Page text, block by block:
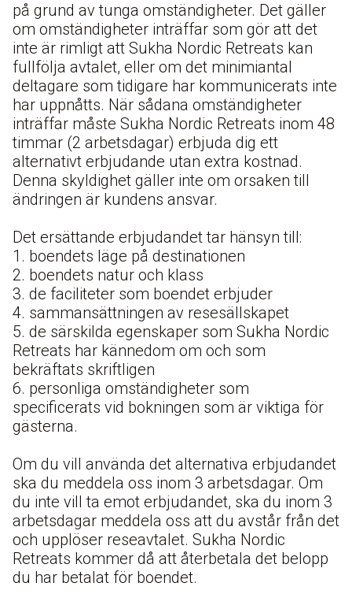
på grund av tunga omständigheter. Det gäller
om omständigheter inträffar som gör att det
inte är rimligt att Sukha Nordic Retreats kan
fullfölja avtalet, eller om det minimiantal
deltagare som tidigare har kommunicerats inte
har uppnåtts. När sådana omständigheter
inträffar måste Sukha Nordic Retreats inom 48
timmar (2 arbetsdagar) erbjuda dig ett
alternativt erbjudande utan extra kostnad.
Denna skyldighet gäller inte om orsaken till
ändringen är kundens ansvar.
Det ersättande erbjudandet tar hänsyn till:
1. boendets läge på destinationen
2. boendets natur och klass
3. de faciliteter som boendet erbjuder
4. sammansättningen av resesällskapet
5. de särskilda egenskaper som Sukha Nordic
Retreats har kännedom om och som
bekräftats skriftligen
6. personliga omständigheter som
specificerats vid bokningen som är viktiga för
gästerna.
Om du vill använda det alternativa erbjudandet
ska du meddela oss inom 3 arbetsdagar. Om
du inte vill ta emot erbjudandet, ska du inom 3
arbetsdagar meddela oss att du avstår från det
och upplöser reseavtalet. Sukha Nordic
Retreats kommer då att återbetala det belopp
du har betalat för boendet.